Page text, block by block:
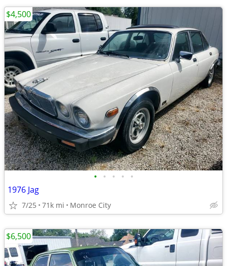
• • • • •
1976 Jag
7/25 71k mi Monroe City
$4,500
$6,500